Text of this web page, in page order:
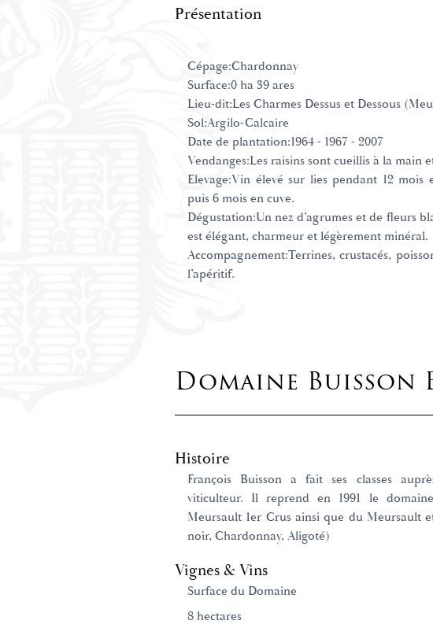
Présentation
Cépage:Chardonnay
Surface:0 ha 39 ares
Lieu-dit:Les Charmes Dessus et Dessous
Sol:Argilo-Calcaire
Date de plantation:1964 - 1967 - 2007
Vendanges:Les raisins sont cueillis à la main
Elevage:Vin élevé sur lies pendant 12
puis 6 mois en cuve.
Dégustation:Un nez d’agrumes et de fleurs
est élégant, charmeur et légèrement minéral.
Accompagnement:Terrines, crustacés,
l’apéritif.
Domaine
Histoire
François Buisson a fait ses classes
viticulteur. Il reprend en 1991 le
Meursault 1er Crus ainsi que du Meursault
noir, Chardonnay, Aligoté)
Vignes & Vins
Surface du Domaine
8 hectares